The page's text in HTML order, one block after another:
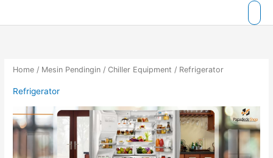
Home / Mesin Pendingin /Chiller Equipment / Refrigerator
Refrigerator